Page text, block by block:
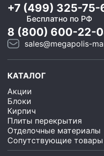
+7 (499) 325-75-
Бесплатно по РФ
8 (800) 600-22-
sales@megapolis-
КАТАЛОГ
Акции
Блоки
Кирпич
Плиты перекрытия
Отделочные материалы
Сопутствующие товары